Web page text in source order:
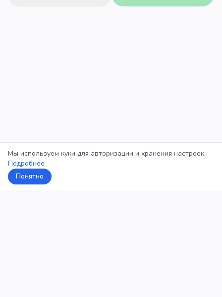
Мы используем куки для авторизации и хранения настроек.
Подробнее
Понятно